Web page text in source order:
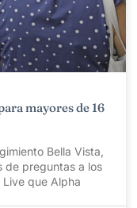
mayores de 16
Bella Vista,
de preguntas a los
que Alpha